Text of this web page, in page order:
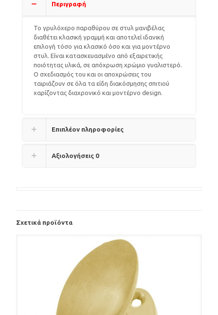
Περιγραφή
Το γρυλόχερο παραθύρου σε στυλ μανιβέλας
διαθέτει κλασική γραμμή και αποτελεί ιδανική
επιλογή τόσο για κλασικό όσο και για μοντέρνο
στυλ. Είναι κατασκευασμένο από εξαιρετικής
ποιότητας υλικά, σε απόχρωση χρώμιο γυαλιστερό.
Ο σχεδιασμός του και οι αποχρώσεις του
ταιριάζουν σε όλα τα είδη διακόσμησης σπιτιού
χαρίζοντας διαχρονικό και μοντέρνο design.
Επιπλέον πληροφορίες
Αξιολογήσεις 0
Σχετικά προϊόντα